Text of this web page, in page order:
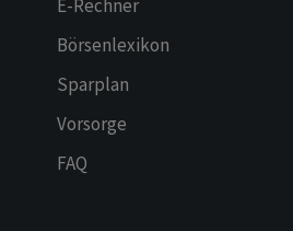
E-Rechner
Börsenlexikon
Sparplan
Vorsorge
FAQ